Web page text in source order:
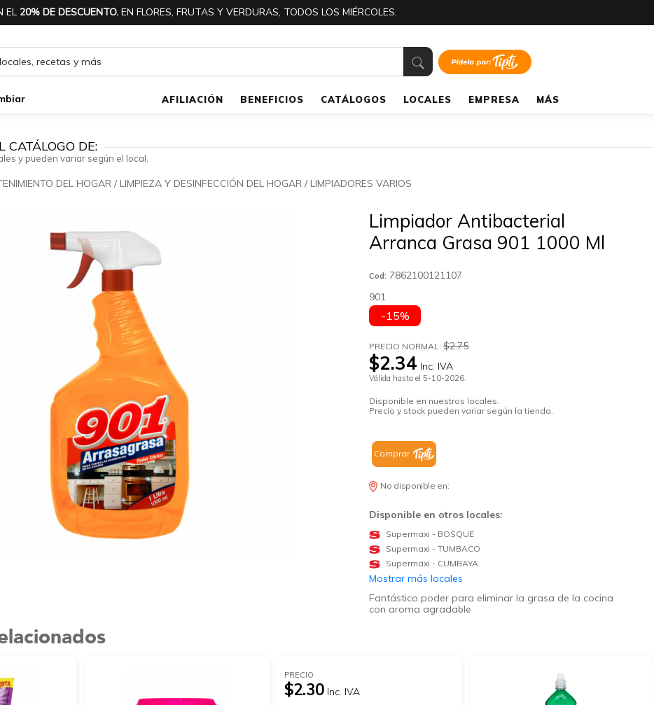
EL 20% DE DESCUENTO. EN FLORES, FRUTAS Y VERDURAS, TODOS LOS MIÉRCOLES.
AFILIACIÓN BENEFICIOS CATÁLOGOS LOCALES EMPRESA MÁS
CATÁLOGO DE:
y pueden variar según el local.
DEL HOGAR / LIMPIEZA Y DESINFECCIÓN DEL HOGAR / LIMPIADORES VARIOS
Limpiador Antibacterial
Arranca Grasa 901 1000 Ml
Cod: 7862100121107
901
-15%
PRECIO NORMAL:$2.75
$2.34 Inc. IVA
Válida hasta el 5-10-2026.
Disponible en nuestros locales.
Precio y stock pueden variar según la tienda.
Comprar
No disponible en:
Disponible en otros locales:
Supermaxi - BOSQUE
Supermaxi - TUMBACO
Supermaxi - CUMBAYA
Mostrar más locales
Fantástico poder para eliminar la grasa de la cocina
con aroma agradable
PRECIO
$2.30 Inc. IVA